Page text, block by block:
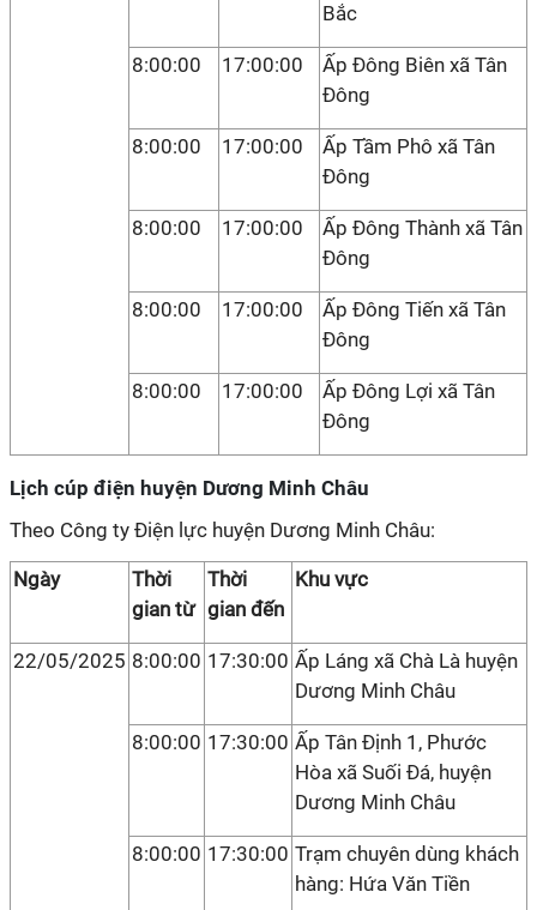
Bắc
8:00:00 17:00:00
Ấp Đông Biên xã Tân
Đông
8:00:00 17:00:00
Ấp Tầm Phô xã Tân
Đông
8:00:00 17:00:00
Ấp Đông Thành xã Tân
Đông
8:00:00 17:00:00
Ấp Đông Tiến xã Tân
Đông
8:00:00 17:00:00
Ấp Đông Lợi xã Tân
Đông
Lịch cúp điện huyện Dương Minh Châu
Theo Công ty Điện lực huyện Dương Minh Châu:
Ngày
Thời
gian từ
Thời
gian đến
Khu vực
22/05/2025 8:00:00 17:30:00 Ấp Láng xã Chà Là huyện
Dương Minh Châu
8:00:00 17:30:00 Ấp Tân Định 1, Phước
Hòa xã Suối Đá, huyện
Dương Minh Châu
8:00:00 17:30:00 Trạm chuyên dùng khách
hàng: Hứa Văn Tiền